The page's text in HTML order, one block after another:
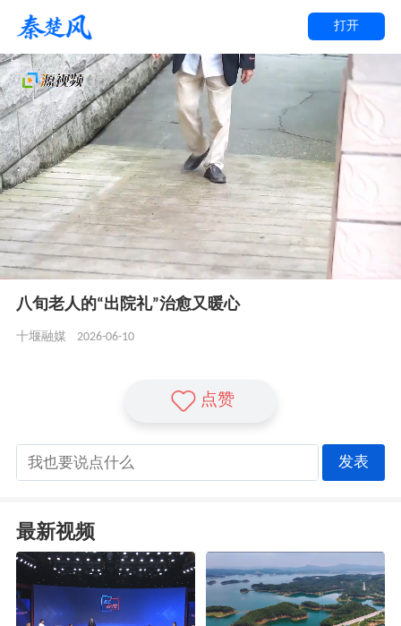
打开
八旬老人的“出院礼”治愈又暖心
十堰融媒 2026-06-10
点赞
发表
最新视频